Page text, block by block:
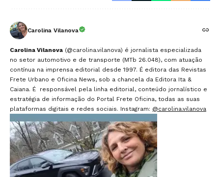
Carolina Vilanova
Carolina Vilanova (@carolina.vilanova) é jornalista especializada
no setor automotivo e de transporte (MTb 26.048), com atuação
contínua na imprensa editorial desde 1997. É editora das Revistas
Frete Urbano e Oficina News, sob a chancela da Editora Ita &
Caiana. É responsável pela linha editorial, conteúdo jornalístico e
estratégia de informação do Portal Frete Oficina, todas as suas
plataformas digitais e redes sociais. Instagram: @carolina.vilanova